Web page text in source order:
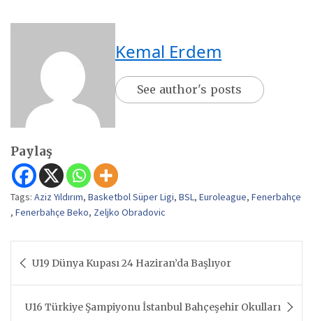
Kemal Erdem
See author's posts
Paylaş
Tags: Aziz Yıldırım, Basketbol Süper Ligi, BSL, Euroleague, Fenerbahçe
, Fenerbahçe Beko, Zeljko Obradovic
gezinmesi
U19 Dünya Kupası 24 Haziran’da Başlıyor
U16 Türkiye Şampiyonu İstanbul Bahçeşehir Okulları